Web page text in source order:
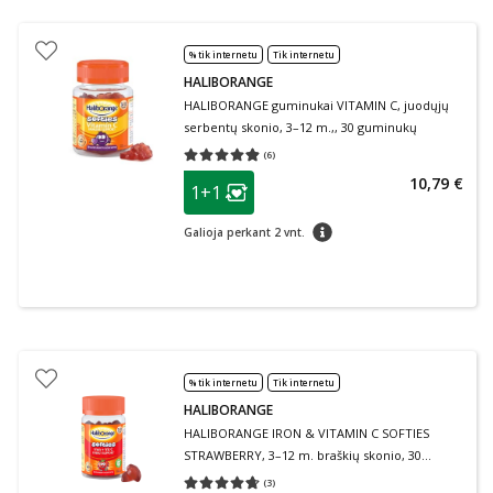
% tik internetu Tik internetu
HALIBORANGE
HALIBORANGE guminukai VITAMIN C, juodųjų
serbentų skonio, 3–12 m.,, 30 guminukų
(6)
Vidutinis įvertinimas 4.83
patarimas
Lojalumo klubo narių nuolaida
1+1
Galioja perkant 2 vnt. patarimas
10,79 €
% tik internetu Tik internetu
HALIBORANGE
HALIBORANGE IRON & VITAMIN C SOFTIES
STRAWBERRY, 3–12 m. braškių skonio, 30
guminukų
(3)
Vidutinis įvertinimas 4.67